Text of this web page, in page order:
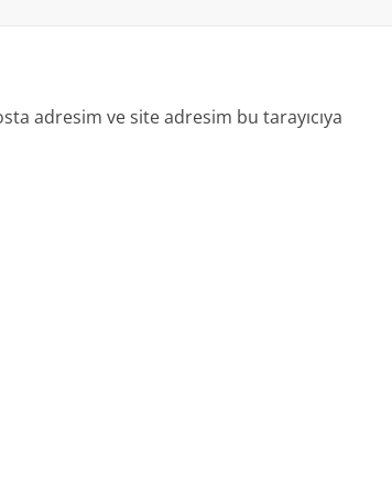
adresim ve site adresim bu tarayıcıya